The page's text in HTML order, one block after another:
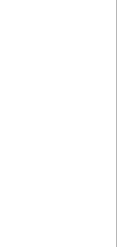
层13室（需提前预约）
预约）
预约）